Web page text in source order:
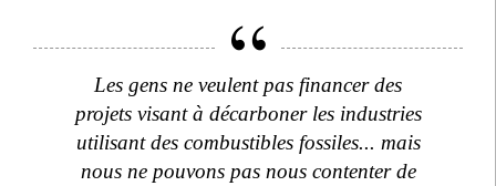
Les gens ne veulent pas financer des
projets visant à décarboner les industries
utilisant des combustibles fossiles... mais
nous ne pouvons pas nous contenter de